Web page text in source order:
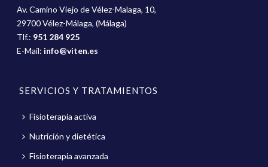
Av. Camino Viejo de Vélez-Malaga, 10,
29700 Vélez-Málaga, (Málaga)
Tlf.: 951 284 925
E-Mail: info@viten.es
SERVICIOS Y TRATAMIENTOS
Fisioterapia activa
Nutrición y dietética
Fisioterapia avanzada